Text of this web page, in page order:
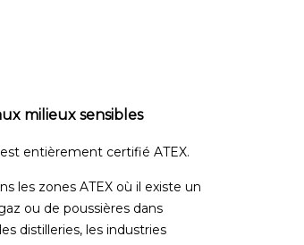
milieux sensibles
entièrement certifié ATEX.
les zones ATEX où il existe un
ou de poussières dans
distilleries, les industries